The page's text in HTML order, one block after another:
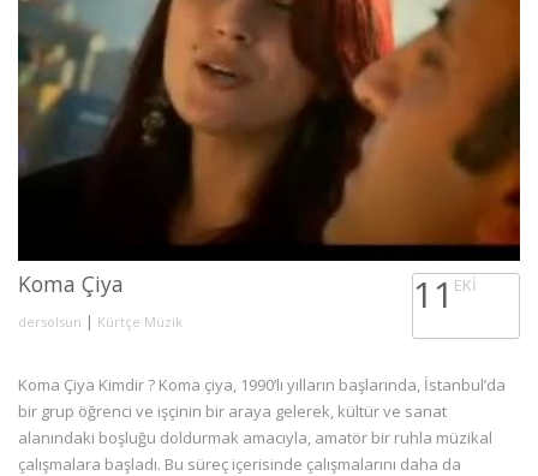
Koma Çiya
dersolsun | Kürtçe Müzik
11 EKI
Koma Çiya Kimdir ? Koma çiya, 1990’lı yılların başlarında, İstanbul’da
bir grup öğrenci ve işçinin bir araya gelerek, kültür ve sanat
alanındaki boşluğu doldurmak amacıyla, amatör bir ruhla müzikal
çalışmalara başladı. Bu süreç içerisinde çalışmalarını daha da